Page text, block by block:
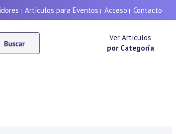
| Artículos para Eventos | Acceso | Contacto
Ver Artículos
por Categoría